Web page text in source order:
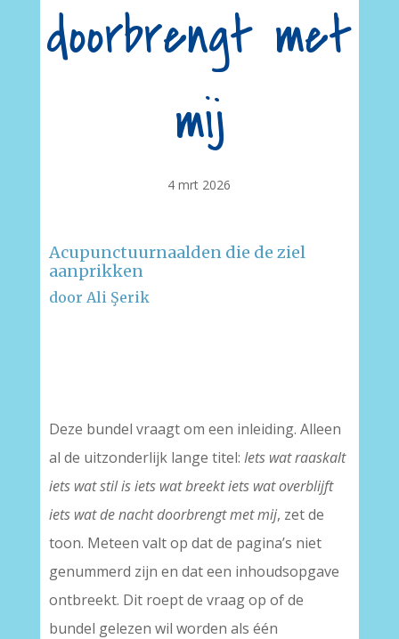
doorbrengt met
mij
4 mrt 2026
Acupunctuurnaalden die de ziel
aanprikken
door Ali Şerik
Deze bundel vraagt om een inleiding. Alleen
al de uitzonderlijk lange titel: Iets wat raaskalt
iets wat stil is iets wat breekt iets wat overblijft
iets wat de nacht doorbrengt met mij, zet de
toon. Meteen valt op dat de pagina’s niet
genummerd zijn en dat een inhoudsopgave
ontbreekt. Dit roept de vraag op of de
bundel gelezen wil worden als één